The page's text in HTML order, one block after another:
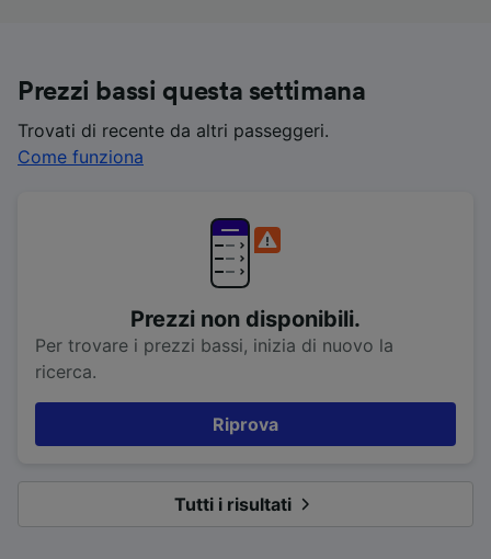
Prezzi bassi questa settimana
Trovati di recente da altri passeggeri.
Come funziona
Prezzi non disponibili.
Per trovare i prezzi bassi, inizia di nuovo la
ricerca.
Riprova
Tutti i risultati